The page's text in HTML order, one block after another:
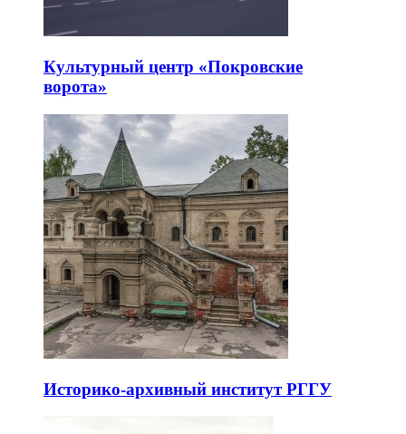
Культурный центр «Покровские
ворота»
Историко-архивный институт РГГУ